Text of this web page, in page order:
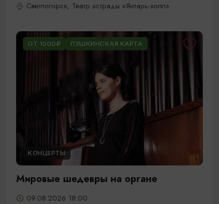
Светлогорск, Театр эстрады «Янтарь-холл»
ОТ 1000₽ ПУШКИНСКАЯ КАРТА
КОНЦЕРТЫ
Мировые шедевры на органе
09.08.2026 18:00